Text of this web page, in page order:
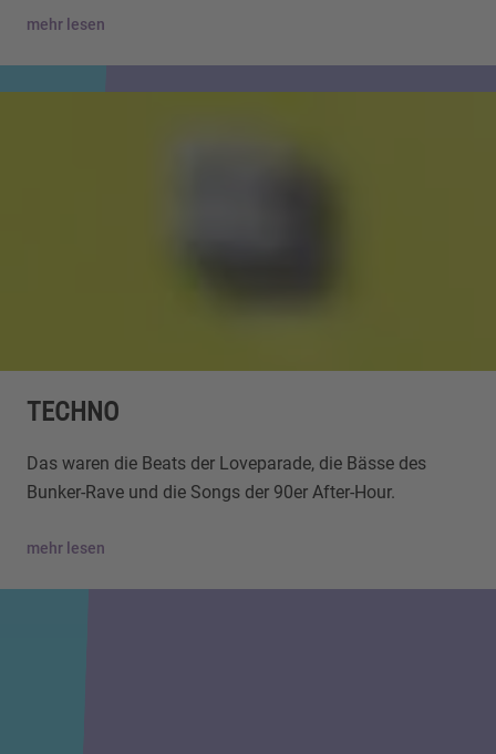
mehr lesen
TECHNO
Das waren die Beats der Loveparade, die Bässe des
Bunker-Rave und die Songs der 90er After-Hour.
mehr lesen